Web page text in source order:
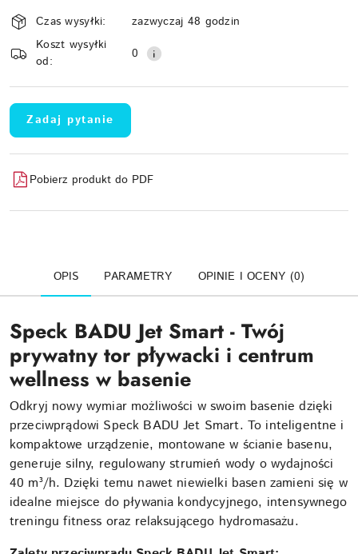
Wyślij
Dostępność
i
dostawa
Czas wysyłki:
zazwyczaj 48 godzin
Koszt wysyłki
od:
0
Zadaj pytanie
Pobierz produkt do PDF
OPIS PARAMETRY OPINIE I OCENY (0)
Speck BADU Jet Smart - Twój
prywatny tor pływacki i centrum
wellness w basenie
Odkryj nowy wymiar możliwości w swoim basenie dzięki
przeciwprądowi Speck BADU Jet Smart. To inteligentne i
kompaktowe urządzenie, montowane w ścianie basenu,
generuje silny, regulowany strumień wody o wydajności
40 m³/h. Dzięki temu nawet niewielki basen zamieni się w
idealne miejsce do pływania kondycyjnego, intensywnego
treningu fitness oraz relaksującego hydromasażu.